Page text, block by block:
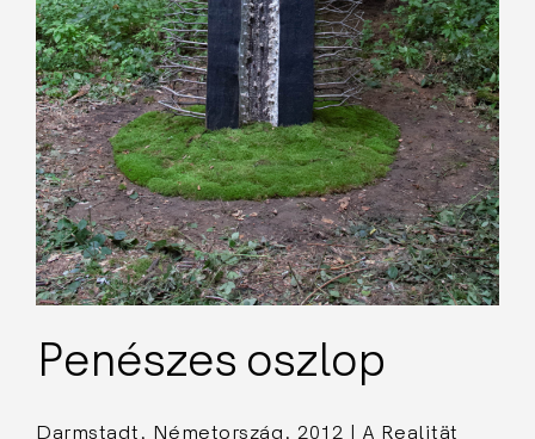
Penészes oszlop
Darmstadt, Németország, 2012 | A Realität